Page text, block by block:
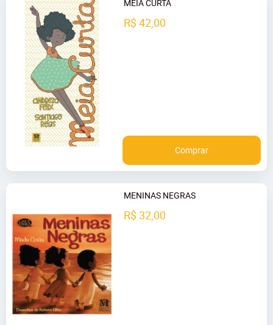
MEIA CURTA
R$ 42,00
Comprar
MENINAS NEGRAS
R$ 32,00